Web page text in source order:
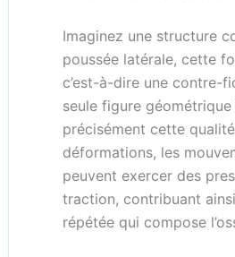
Imaginez une structure
poussée latérale, cette
c’est-à-dire une contre-
seule figure géométrique
précisément cette
déformations, les
peuvent exercer des
traction, contribuant
répétée qui compose